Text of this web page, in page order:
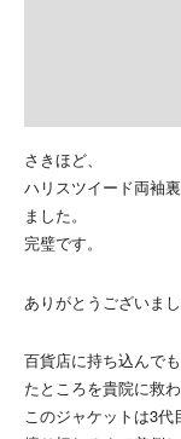
さきほど、
ハリスツイード両袖
ました。
完璧です。
ありがとうございまし
百貨店に持ち込んで
たところを貴院に救わ
このジャケットは3代